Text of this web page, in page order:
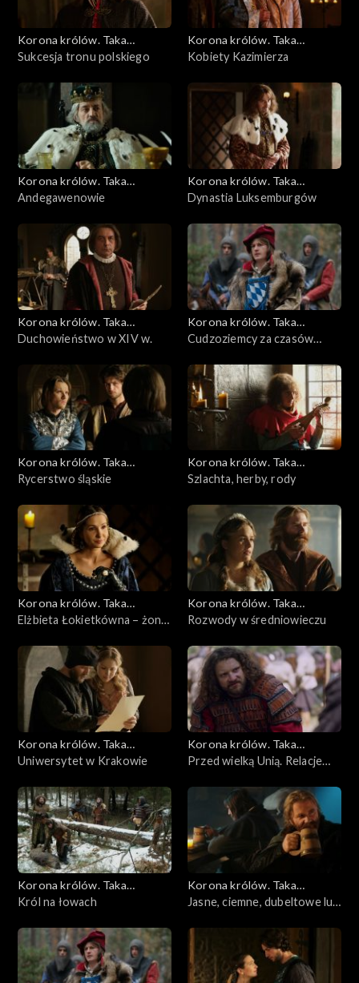
Korona królów. Taka
historia...
Sukcesja tronu polskiego
Korona królów. Taka
historia...
Kobiety Kazimierza
Korona królów. Taka
historia...
Andegawenowie
Korona królów. Taka
historia...
Dynastia Luksemburgów
Korona królów. Taka
historia...
Duchowieństwo w XIV w.
Korona królów. Taka
historia...
Cudzoziemcy za czasów
Korona królów. Taka
historia...
Rycerstwo śląskie
Korona królów. Taka
historia...
Szlachta, herby, rody
Korona królów. Taka
historia...
Elżbieta Łokietkówna – żona,
Korona królów. Taka
historia...
Rozwody w średniowieczu
Korona królów. Taka
historia...
Uniwersytet w Krakowie
Korona królów. Taka
historia...
Przed wielką Unią. Relacje
Korona królów. Taka
historia...
Król na łowach
Korona królów. Taka
historia...
Jasne, ciemne, dubeltowe lub